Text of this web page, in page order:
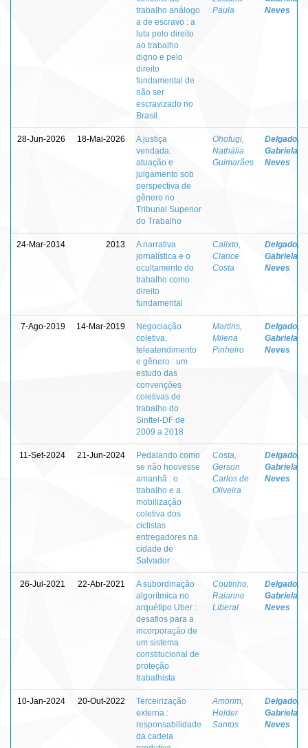
trabalho análogo
a de escravo : a
luta pelo direito
ao trabalho
digno e pelo
direito
fundamental de
não ser
escravizado no
Brasil
Paula
Neves
28-Jun-2026 18-Mai-2026
A justiça
vendada:
atuação e
julgamento sob
perspectiva de
gênero no
Tribunal Superior
do Trabalho
Ohofugi,
Nathália
Guimarães
Delgado,
Gabriela
Neves
24-Mar-2014 2013
A narrativa
jornalística e o
ocultamento do
trabalho como
direito
fundamental
Calixto,
Clarice
Costa
Delgado,
Gabriela
Neves
7-Ago-2019 14-Mar-2019
Negociação
coletiva,
teleatendimento
e gênero : um
estudo das
convenções
coletivas de
trabalho do
Sinttel-DF de
2009 a 2018
Martins,
Milena
Pinheiro
Delgado,
Gabriela
Neves
11-Set-2024 21-Jun-2024
Pedalando como
se não houvesse
amanhã : o
trabalho e a
mobilização
coletiva dos
ciclistas
entregadores na
cidade de
Salvador
Costa,
Gerson
Carlos de
Oliveira
Delgado,
Gabriela
Neves
26-Jul-2021 22-Abr-2021
A subordinação
algorítmica no
arquétipo Uber :
desafios para a
incorporação de
um sistema
constitucional de
proteção
trabalhista
Coutinho,
Raianne
Liberal
Delgado,
Gabriela
Neves
10-Jan-2024 20-Out-2022
Terceirização
externa :
responsabilidade
da cadeia
Amorim,
Helder
Santos
Delgado,
Gabriela
Neves